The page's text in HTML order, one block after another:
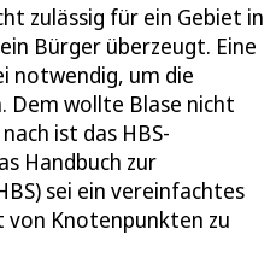
zulässig für ein Gebiet in
Bürger überzeugt. Eine
notwendig, um die
Dem wollte Blase nicht
ist das HBS-
Handbuch zur
sei ein vereinfachtes
Knotenpunkten zu